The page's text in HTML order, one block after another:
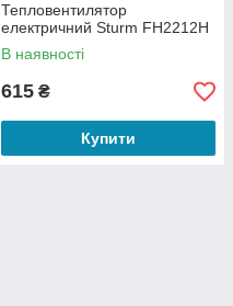
Тепловентилятор
електричний Sturm FH2212H
В наявності
615 ₴
Купити